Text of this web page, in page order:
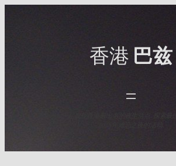
香港 巴兹
与HK Baz一起发现香港最出名的夜生活点. 探索